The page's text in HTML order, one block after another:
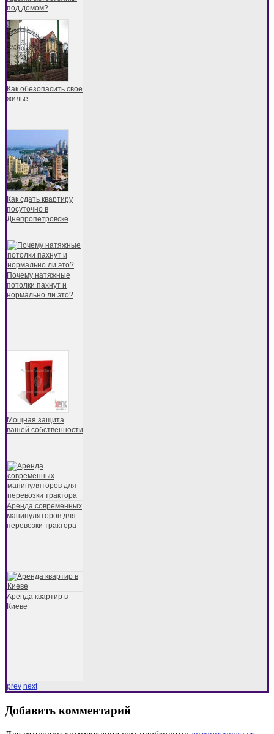
под домом?
Как обезопасить свое
жилье
Как сдать квартиру
посуточно в
Днепропетровске
Почему натяжные
потолки пахнут и
нормально ли это?
Мощная защита
вашей собственности
Аренда современных
манипуляторов для
перевозки трактора
Аренда квартир в
Киеве
prev next
Добавить комментарий